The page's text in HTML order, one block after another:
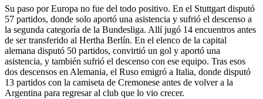
Su paso por Europa no fue del todo positivo. En el Stuttgart disputó
57 partidos, donde solo aportó una asistencia y sufrió el descenso a
la segunda categoría de la Bundesliga. Allí jugó 14 encuentros antes
de ser transferido al Hertha Berlín. En el elenco de la capital
alemana disputó 50 partidos, convirtió un gol y aportó una
asistencia, y también sufrió el descenso con ese equipo. Tras esos
dos descensos en Alemania, el Ruso emigró a Italia, donde disputó
13 partidos con la camiseta de Cremonese antes de volver a la
Argentina para regresar al club que lo vio crecer.